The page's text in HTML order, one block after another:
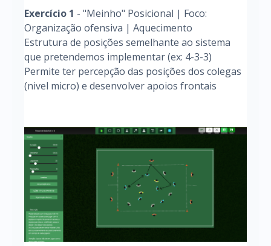
Exercício 1 - "Meinho" Posicional | Foco:
Organização ofensiva | Aquecimento
Estrutura de posições semelhante ao sistema
que pretendemos implementar (ex: 4-3-3)
Permite ter percepção das posições dos colegas
(nivel micro) e desenvolver apoios frontais